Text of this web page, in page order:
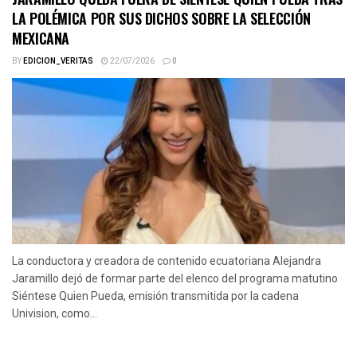
LA POLÉMICA POR SUS DICHOS SOBRE LA SELECCIÓN
MEXICANA
BYEDICION_VERITAS 22/07/2026 0
La conductora y creadora de contenido ecuatoriana Alejandra
Jaramillo dejó de formar parte del elenco del programa matutino
Siéntese Quien Pueda, emisión transmitida por la cadena
Univision, como...